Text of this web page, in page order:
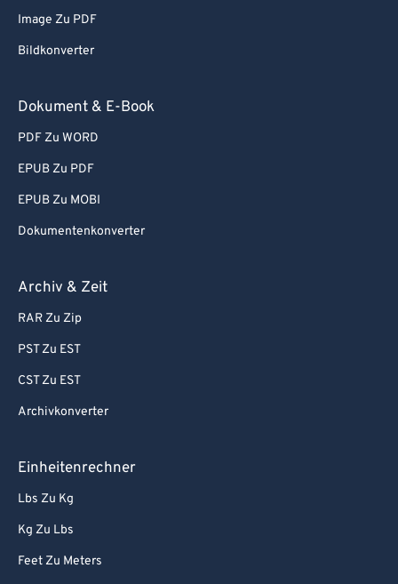
Image Zu PDF
Bildkonverter
Dokument & E-Book
PDF Zu WORD
EPUB Zu PDF
EPUB Zu MOBI
Dokumentenkonverter
Archiv & Zeit
RAR Zu Zip
PST Zu EST
CST Zu EST
Archivkonverter
Einheitenrechner
Lbs Zu Kg
Kg Zu Lbs
Feet Zu Meters